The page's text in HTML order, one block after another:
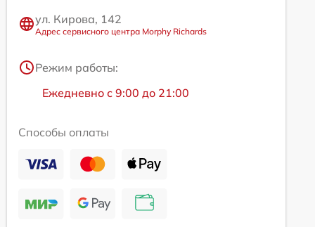
ул. Кирова, 142
Адрес сервисного центра Morphy Richards
Режим работы:
Ежедневно с 9:00 до 21:00
Способы оплаты